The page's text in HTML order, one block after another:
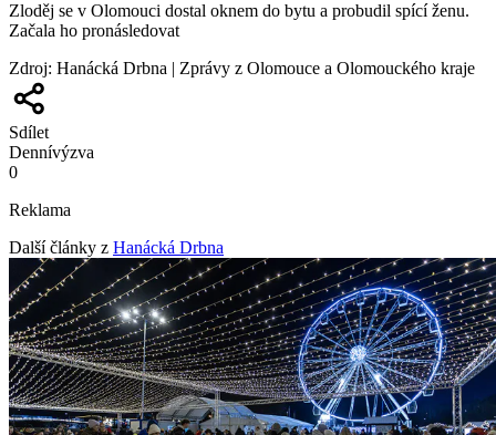
Zloděj se v Olomouci dostal oknem do bytu a probudil spící ženu.
Začala ho pronásledovat
Zdroj: Hanácká Drbna | Zprávy z Olomouce a Olomouckého kraje
Sdílet
Dennívýzva
0
Reklama
Další články z Hanácká Drbna